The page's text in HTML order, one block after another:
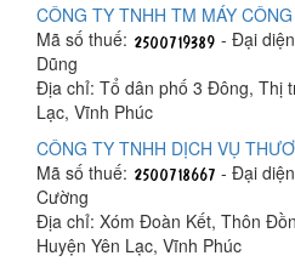
CÔNG TY TNHH TM MÁY
Mã số thuế:
- Đại
Dũng
Địa chỉ: Tổ dân phố 3 Đông, Thị
Lạc, Vĩnh Phúc
CÔNG TY TNHH DỊCH VỤ
Mã số thuế:
- Đại
Cường
Địa chỉ: Xóm Đoàn Kết, Thôn
Huyện Yên Lạc, Vĩnh Phúc